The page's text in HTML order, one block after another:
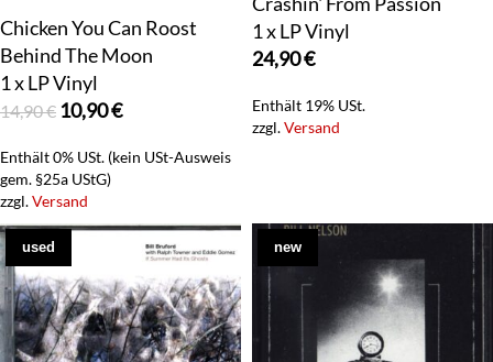
Chicken You Can Roost
Behind The Moon
1 x LP Vinyl
14,90€ 10,90€
Enthält 0% USt. (kein USt-Ausweis
gem. §25a UStG)
zzgl.Versand
1 x LP Vinyl
24,90€
Enthält 19% USt.
zzgl.Versand
used new